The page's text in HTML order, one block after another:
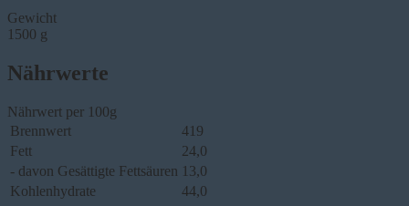
Gewicht
1500 g
Nährwerte
Nährwert per 100g
Brennwert
419
Fett
24,0
- davon Gesättigte Fettsäuren 13,0
Kohlenhydrate
44,0